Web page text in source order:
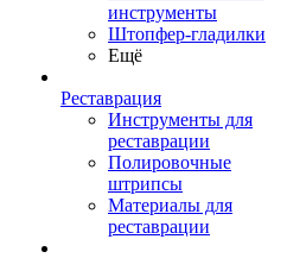
инструменты
Штопфер-гладилки
Ещё
Реставрация
Инструменты для
реставрации
Полировочные
штрипсы
Материалы для
реставрации